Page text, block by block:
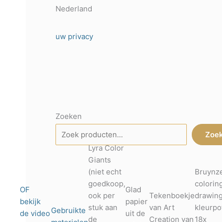
OF
bekijk
de video Gebruikte
Lyra Color
Giants
(niet echt
goedkoop,
ook per
stuk aan
de
Glad
papier
uit de
Tekenboekje
van Art
Creation van 18x
Nederland
uw privacy
Zoeken